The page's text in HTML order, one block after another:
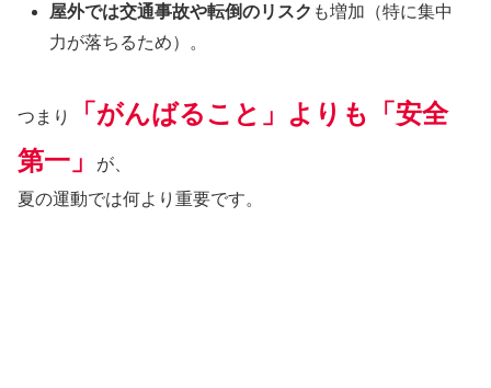
屋外では交通事故や転倒のリスク も増加（特に集中
力が落ちるため）。
つまり
「がんばること」よりも「安全
第一」
が、
夏の運動では何より重要です。